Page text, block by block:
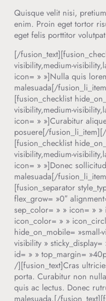
Quisque velit nisi,
enim. Proin eget tortor
eget felis porttitor
[/
visibility,medium-
icon= » »]Nulla quis
malesuada[/
[fusion_checklist
visibility,medium-
icon= » »]Curabitur
posuere[/
[fusion_checklist
visibility,medium-
icon= » »]Donec
malesuada[/
[fusion_separator
flex_grow= »0″
sep_color= » » icon= » »
icon_color= » »
hide_on_mobile= »small-
visibility »
id= » » top_margin=
/][fusion_text]Cras
porta. Curabitur non
quis ac lectus. Donec